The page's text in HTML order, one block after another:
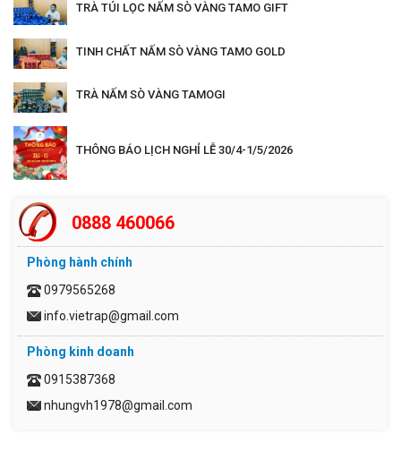
TRÀ TÚI LỌC NẤM SÒ VÀNG TAMO GIFT
TINH CHẤT NẤM SÒ VÀNG TAMO GOLD
TRÀ NẤM SÒ VÀNG TAMOGI
THÔNG BÁO LỊCH NGHỈ LỄ 30/4-1/5/2026
0888 460066
Phòng hành chính
0979565268
info.vietrap@gmail.com
Phòng kinh doanh
0915387368
nhungvh1978@gmail.com